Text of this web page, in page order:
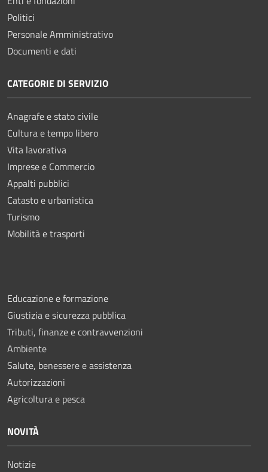
Politici
Personale Amministrativo
Documenti e dati
CATEGORIE DI SERVIZIO
Anagrafe e stato civile
Cultura e tempo libero
Vita lavorativa
Imprese e Commercio
Appalti pubblici
Catasto e urbanistica
Turismo
Mobilità e trasporti
Educazione e formazione
Giustizia e sicurezza pubblica
Tributi, finanze e contravvenzioni
Ambiente
Salute, benessere e assistenza
Autorizzazioni
Agricoltura e pesca
NOVITÀ
Notizie